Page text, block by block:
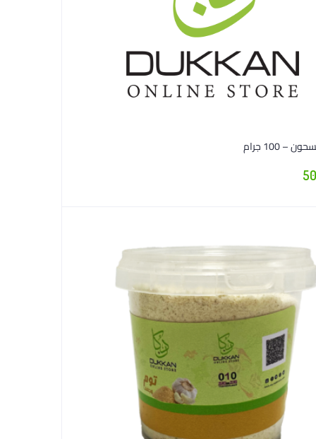
– 100 جرام